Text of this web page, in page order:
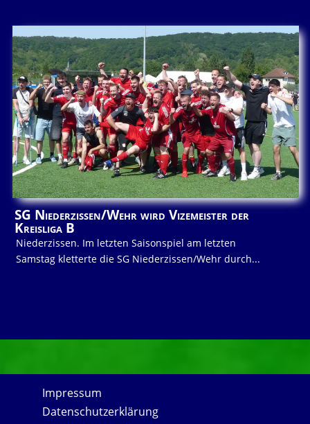
SG Niederzissen/Wehr wird Vizemeister der
Kreisliga B
Niederzissen. Im letzten Saisonspiel am letzten
Samstag kletterte die SG Niederzissen/Wehr durch...
Impressum
Datenschutzerklärung